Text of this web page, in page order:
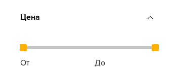
Цена
От До